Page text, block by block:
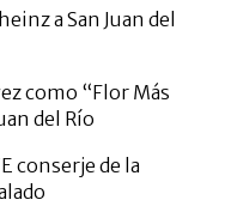
a San Juan del
como “Flor Más
del Río
conserje de la